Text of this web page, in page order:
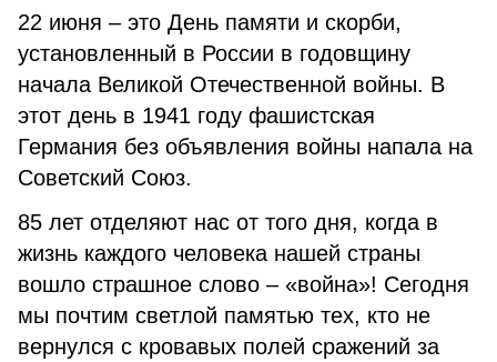
22 июня – это День памяти и скорби,
установленный в России в годовщину
начала Великой Отечественной войны. В
этот день в 1941 году фашистская
Германия без объявления войны напала на
Советский Союз.
85 лет отделяют нас от того дня, когда в
жизнь каждого человека нашей страны
вошло страшное слово – «война»! Сегодня
мы почтим светлой памятью тех, кто не
вернулся с кровавых полей сражений за